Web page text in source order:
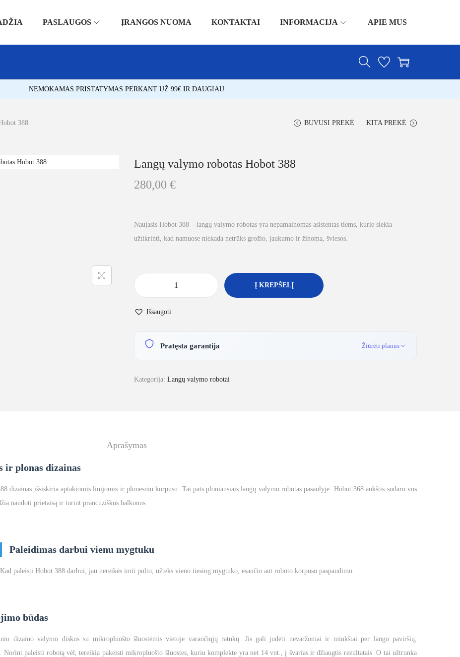
PASLAUGOS ĮRANGOS NUOMA KONTAKTAI INFORMACIJA APIE MUS
NEMOKAMAS PRISTATYMAS PERKANT UŽ 99€ IR DAUGIAU
388 BUVUSI PREKĖ KITA PREKĖ
Langų valymo robotas Hobot 388
280,00 €
Naujasis Hobot 388 – langų valymo robotas yra nepamainomas asistentas tiems, kurie siekia
užtikrinti, kad namuose niekada netrūks grožio, jaukumo ir žinoma, šviesos.
Į KREPŠELĮ
Išsaugoti
Pratęsta garantija Žiūrėti planus
Kategorija: Langų valymo robotai
Aprašymas
ir plonas dizainas
dizainas išsiskiria aptakiomis linijomis ir plonesniu korpusu. Tai pats ploniausiais langų valymo robotas pasaulyje. Hobot 368 aukštis sudaro vos
naudoti prietaisą ir turint prancūziškus balkonus.
Paleidimas darbui vienu mygtuku
Kad paleisti Hobot 388 darbui, jau nereikės imti pulto, užteks vieno tiesiog mygtuko, esančio ant roboto korpuso paspaudimo.
būdas
dizaino valymo diskus su mikropluošto šluostėmis vietoje varančiųjų ratukų. Jis gali judėti nevaržomai ir minkštai per lango paviršių,
Norint paleisti robotą vėl, tereikia pakeisti mikropluošto šluostes, kuriu komplekte yra net 14 vnt., į švarias ir džiaugtis rezultatais. O tai užtrunka